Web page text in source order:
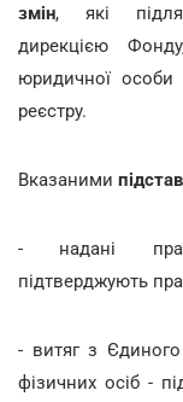
змін, які
дирекцією
юридичної
реєстру.
Вказаними
- надані
підтверджують
- витяг з
фізичних осіб -